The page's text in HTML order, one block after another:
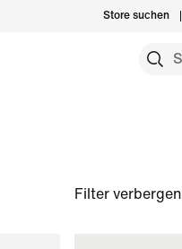
Store suchen
Filter verbergen